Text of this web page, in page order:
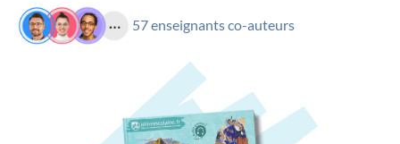
57 enseignants co-auteurs